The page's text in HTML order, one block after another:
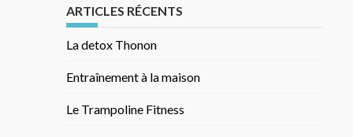
ARTICLES RÉCENTS
La detox Thonon
Entraînement à la maison
Le Trampoline Fitness